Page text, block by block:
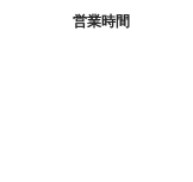
営業時間